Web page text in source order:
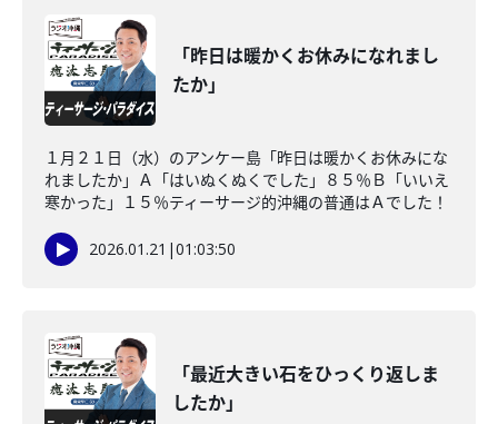
「昨日は暖かくお休みになれまし
たか」
１月２１日（水）のアンケー島「昨日は暖かくお休みにな
れましたか」Ａ「はいぬくぬくでした」８５％Ｂ「いいえ
寒かった」１５％ティーサージ的沖縄の普通はＡでした！
2026.01.21 |01:03:50
「最近大きい石をひっくり返しま
したか」